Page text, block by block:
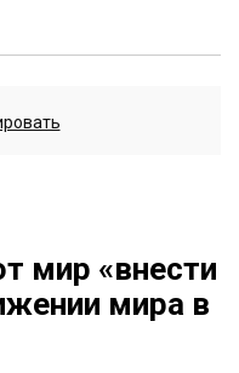
мир «внести
мира в